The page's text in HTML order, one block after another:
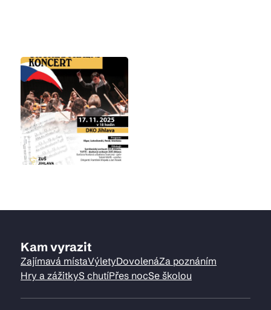
Kam vyrazit
Zajímavá místaVýletyDovolenáZa poznáním
Hry a zážitkyS chutíPřes nocSe školou